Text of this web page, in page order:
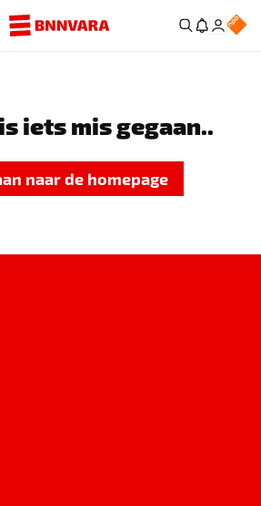
iets mis gegaan..
naar de homepage